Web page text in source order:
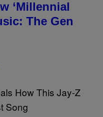
‘Millennial
The Gen